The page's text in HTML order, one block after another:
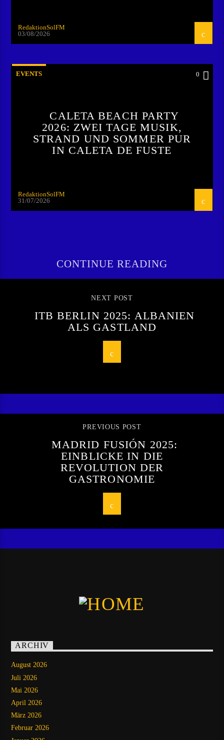
RedaktionSolFM
03/08/2026
EVENTS 0
CALETA BEACH PARTY
2026: ZWEI TAGE MUSIK,
STRAND UND SOMMER PUR
IN CALETA DE FUSTE
RedaktionSolFM
31/07/2026
CONTINUE READING
NEXT POST
ITB BERLIN 2025: ALBANIEN
ALS GASTLAND
PREVIOUS POST
MADRID FUSIÓN 2025:
EINBLICKE IN DIE
REVOLUTION DER
GASTRONOMIE
ARCHIV
August 2026
Juli 2026
Mai 2026
April 2026
März 2026
Februar 2026